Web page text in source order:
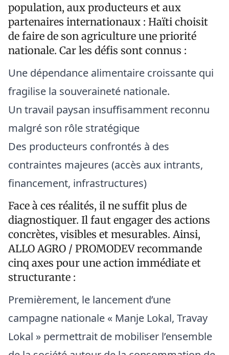
population, aux producteurs et aux
partenaires internationaux : Haïti choisit
de faire de son agriculture une priorité
nationale. Car les défis sont connus :
Une dépendance alimentaire croissante qui
fragilise la souveraineté nationale.
Un travail paysan insuffisamment reconnu
malgré son rôle stratégique
Des producteurs confrontés à des
contraintes majeures (accès aux intrants,
financement, infrastructures)
Face à ces réalités, il ne suffit plus de
diagnostiquer. Il faut engager des actions
concrètes, visibles et mesurables. Ainsi,
ALLO AGRO / PROMODEV recommande
cinq axes pour une action immédiate et
structurante :
Premièrement, le lancement d’une
campagne nationale « Manje Lokal, Travay
Lokal » permettrait de mobiliser l’ensemble